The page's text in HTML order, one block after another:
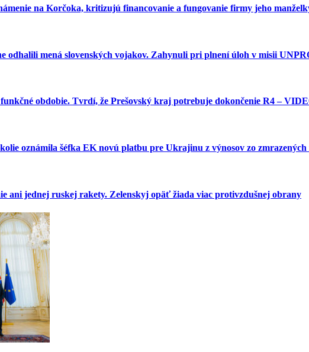
na Korčoka, kritizujú financovanie a fungovanie firmy jeho
odhalili mená slovenských vojakov. Zahynuli pri plnení úloh v misii
obdobie. Tvrdí, že Prešovský kraj potrebuje dokončenie R4 –
oznámila šéfka EK novú platbu pre Ukrajinu z výnosov zo
ani jednej ruskej rakety. Zelenskyj opäť žiada viac protivzdušnej obrany